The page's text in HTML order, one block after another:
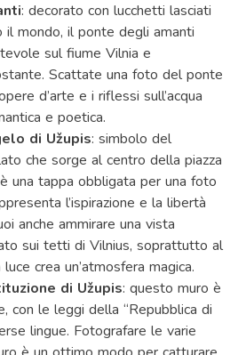
: decorato con lucchetti lasciati
mondo, il ponte degli amanti
sul fiume Vilnia e
Scattate una foto del ponte
d’arte e i riflessi sull’acqua
e poetica.
di Užupis: simbolo del
che sorge al centro della piazza
una tappa obbligata per una foto
l’ispirazione e la libertà
anche ammirare una vista
sui tetti di Vilnius, soprattutto al
crea un’atmosfera magica.
di Užupis: questo muro è
con le leggi della “Repubblica di
lingue. Fotografare le varie